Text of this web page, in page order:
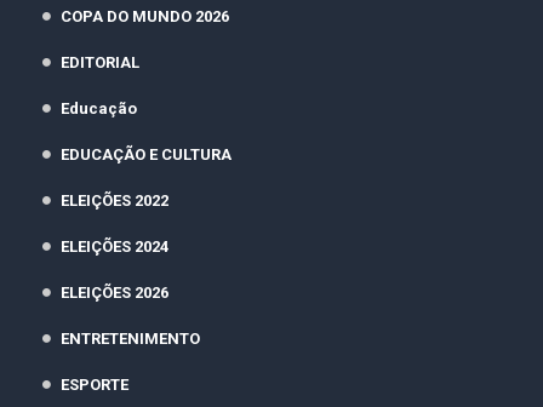
COPA DO MUNDO 2026
EDITORIAL
Educação
EDUCAÇÃO E CULTURA
ELEIÇÕES 2022
ELEIÇÕES 2024
ELEIÇÕES 2026
ENTRETENIMENTO
ESPORTE